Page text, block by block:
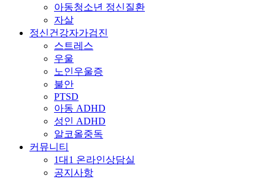
아동청소년 정신질환
자살
정신건강자가검진
스트레스
우울
노인우울증
불안
PTSD
아동 ADHD
성인 ADHD
알코올중독
커뮤니티
1대1 온라인상담실
공지사항